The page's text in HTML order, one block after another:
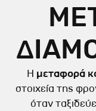
Η μεταφορά
στοιχεία της
όταν